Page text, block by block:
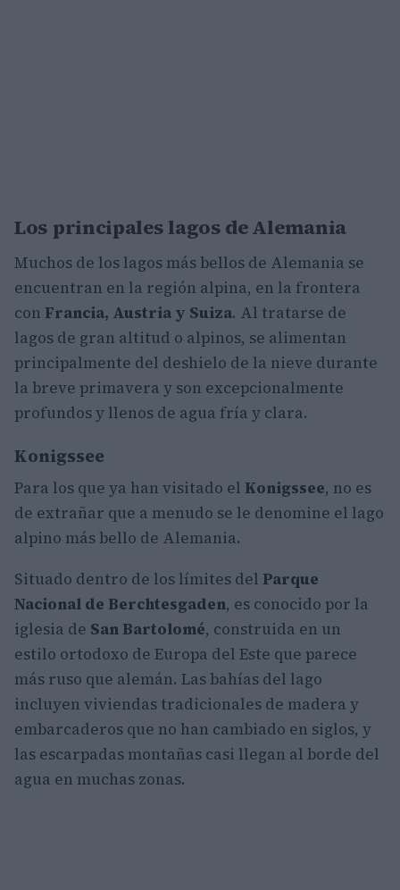
Los principales lagos de Alemania
Muchos de los lagos más bellos de Alemania se
encuentran en la región alpina, en la frontera
con Francia, Austria y Suiza. Al tratarse de
lagos de gran altitud o alpinos, se alimentan
principalmente del deshielo de la nieve durante
la breve primavera y son excepcionalmente
profundos y llenos de agua fría y clara.
Konigssee
Para los que ya han visitado el Konigssee, no es
de extrañar que a menudo se le denomine el lago
alpino más bello de Alemania.
Situado dentro de los límites del Parque
Nacional de Berchtesgaden, es conocido por la
iglesia de San Bartolomé, construida en un
estilo ortodoxo de Europa del Este que parece
más ruso que alemán. Las bahías del lago
incluyen viviendas tradicionales de madera y
embarcaderos que no han cambiado en siglos, y
las escarpadas montañas casi llegan al borde del
agua en muchas zonas.